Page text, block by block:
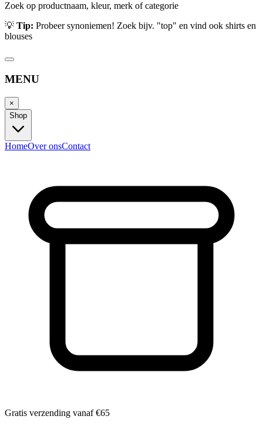
Zoek op productnaam, kleur, merk of categorie
💡 Tip: Probeer synoniemen! Zoek bijv. "top" en vind ook shirts en
blouses
MENU
×
Shop
HomeOver onsContact
Gratis verzending vanaf€65